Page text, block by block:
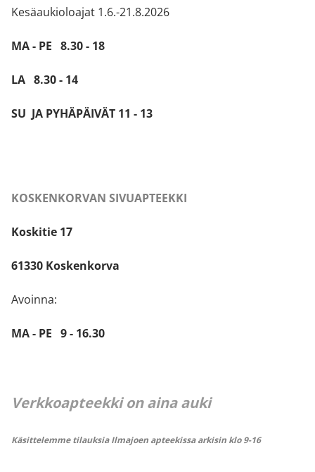
Kesäaukioloajat 1.6.-21.8.2026
MA - PE 8.30 - 18
LA 8.30 - 14
SU JA PYHÄPÄIVÄT 11 - 13
KOSKENKORVAN SIVUAPTEEKKI
Koskitie 17
61330 Koskenkorva
Avoinna:
MA - PE 9 - 16.30
Verkkoapteekki on aina auki
Käsittelemme tilauksia Ilmajoen apteekissa arkisin klo 9-16